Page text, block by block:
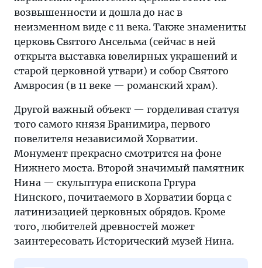
возвышенности и дошла до нас в
неизменном виде с 11 века. Также знамениты
церковь Святого Ансельма (сейчас в ней
открыта выставка ювелирных украшений и
старой церковной утвари) и собор Святого
Амвросия (в 11 веке — романский храм).
Другой важный объект — горделивая статуя
того самого князя Бранимира, первого
повелителя независимой Хорватии.
Монумент прекрасно смотрится на фоне
Нижнего моста. Второй значимый памятник
Нина — скульптура епископа Гргура
Нинского, почитаемого в Хорватии борца с
латинизацией церковных обрядов. Кроме
того, любителей древностей может
заинтересовать Исторический музей Нина.